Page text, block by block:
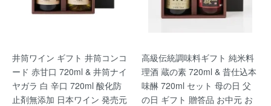
井筒ワイン ギフト 井筒コンコ
ード 赤甘口 720ml & 井筒ナイ
ヤガラ 白 辛口 720ml 酸化防
止剤無添加 日本ワイン 発売元
高級伝統調味料ギフト 純米料
理酒 蔵の素 720ml & 昔仕込本
味醂 720ml セット 母の日 父
の日 ギフト 贈答品 お中元 お